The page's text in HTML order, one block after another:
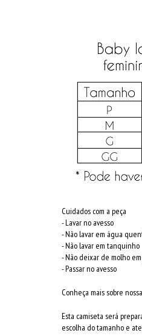
Cuidados com a peça
- Lavar no avesso
- Não lavar em água
- Não lavar em tanquinho
- Não deixar de molho
- Passar no avesso
Conheça mais sobre
Esta camiseta será
escolha do tamanho e